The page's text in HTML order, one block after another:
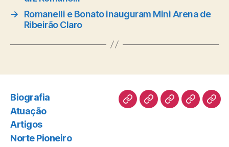
→
Romanelli e Bonato inauguram Mini Arena de
Ribeirão Claro
Biografia
Atuação
Artigos
Norte Pioneiro
BiografiaAtuaçãoArtigosNorte